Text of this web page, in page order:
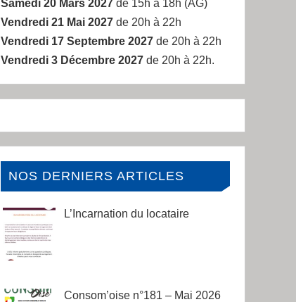
Samedi 20 Mars 2027de 15h à 18h (AG)
Vendredi 21 Mai 2027de 20h à 22h
Vendredi 17 Septembre 2027de 20h à 22h
Vendredi 3 Décembre 2027de 20h à 22h.
NOS DERNIERS ARTICLES
L’Incarnation du locataire
Consom’oise n°181 – Mai 2026